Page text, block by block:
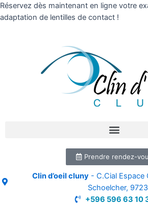
Réservez dès maintenant en ligne votre
adaptation de lentilles de contact !
Prendre rendez-
Clin d’oeil cluny- C.Cial Espace
Schoelcher,
+596 596 63 10